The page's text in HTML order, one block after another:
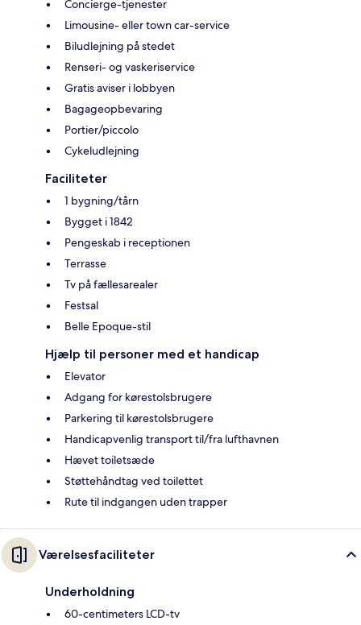
Concierge-tjenester
Limousine- eller town car-service
Biludlejning på stedet
Renseri- og vaskeriservice
Gratis aviser i lobbyen
Bagageopbevaring
Portier/piccolo
Cykeludlejning
Faciliteter
1 bygning/tårn
Bygget i 1842
Pengeskab i receptionen
Terrasse
Tv på fællesarealer
Festsal
Belle Epoque-stil
Hjælp til personer med et handicap
Elevator
Adgang for kørestolsbrugere
Parkering til kørestolsbrugere
Handicapvenlig transport til/fra lufthavnen
Hævet toiletsæde
Støttehåndtag ved toilettet
Rute til indgangen uden trapper
Værelsesfaciliteter
Underholdning
60-centimeters LCD-tv